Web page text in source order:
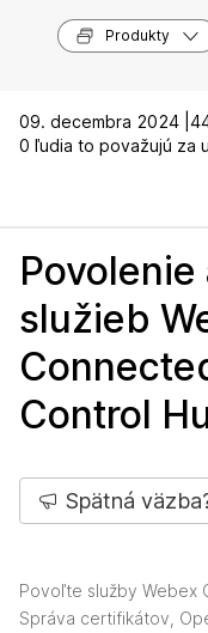
Produkty
09. decembra 2024 |
0 ľudia to považujú za
služieb
Control
Spätná
Povoľte služby Webex
Správa certifikátov,